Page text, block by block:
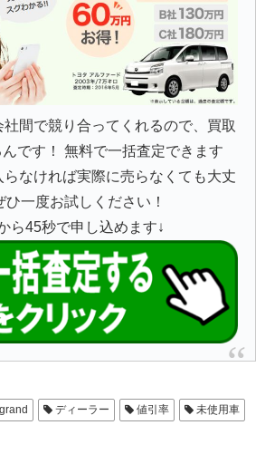
間で競り合ってくれるので、買取
です！ 無料で一括査定できます
らなければ実際に売らなくても大丈
ひ一度お試しください！
ら45秒で申し込めます↓
ディーラー 値引率 未使用車